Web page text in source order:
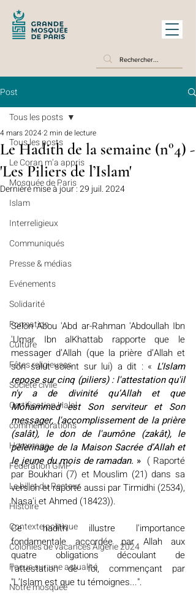
Post
Tous les posts
Le Coran m’a appris
Mosquée de Paris
Islam
Interreligieux
Communiqués
Presse & médias
Evénements
Solidarité
Formation
Culture
Fêtes religieuses
Société civile
Certification Halal
commémorations
Hommage
Fédération GMP
Le billet du Recteur
Histoire
Contexte politique
Colonies de vacances Algérie 2024
​​Focus sur une actualité
Notre mosquée
Tous les posts
Le Hadith de la semaine (n°4) -
'Les Piliers de l’Islam'
4 mars 20242 min de lecture
Dernière mise à jour :29 juil. 2024
Selon Abou 'Abd ar-Rahman 'Abdoullah Ibn
'Umar Ibn alKhattab rapporte que le
messager d’Allah (que la prière d’Allah et
son salut soient sur lui) a dit : « L'Islam
repose sur cinq (piliers) : l'attestation qu'il
n'y a de divinité qu’Allah et que
Mohammed est Son serviteur et Son
messager, l'accomplissement de la prière
(salât), le don de l'aumône (zakât), le
pèlerinage de la Maison Sacrée d’Allah et
le jeune du mois de ramadan. »
  ( Raporté
par Boukhari (7) et Mouslim (21) dans sa
version et raporté aussi par Tirmidhi (2534),
Nasa'i et Ahmed (18423)).
Ce hadith illustre l'importance
fondamentale accordée par Allah aux
quatre obligations découlant de
l'attestation de foi, commençant par
"L’Islam est que tu témoignes...".